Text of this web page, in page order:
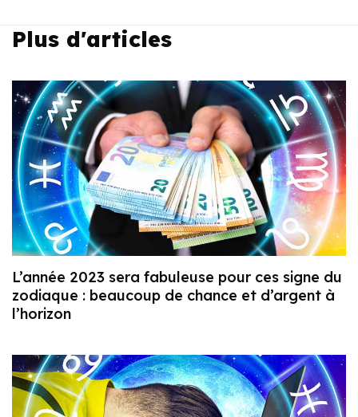
Plus d'articles
L’année 2023 sera fabuleuse pour ces signe du
zodiaque : beaucoup de chance et d’argent à
l’horizon